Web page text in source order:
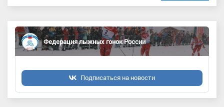
Федерация лыжных гонок России
Подписаться на новости